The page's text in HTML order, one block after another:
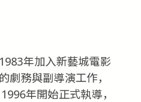
年加入新藝城電影
劇務與副導演工作，
年開始正式執導，